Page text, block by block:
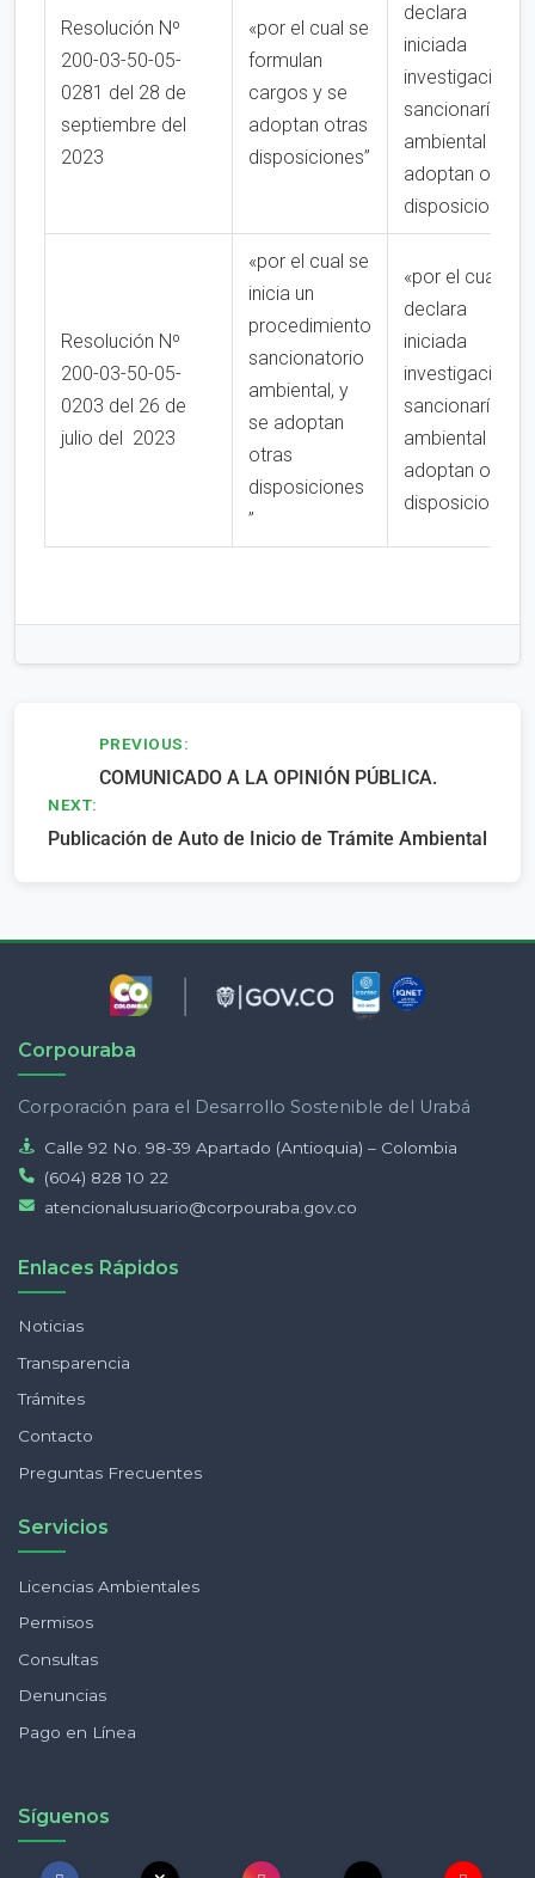
Resolución Nº
200-03-50-05-
0281 del 28 de
septiembre del
2023
«por el cual se
formulan
cargos y se
adoptan otras
disposiciones”
declara
iniciada
investigación
sancionaría
ambiental y se
adoptan otras
disposiciones”
Resolución Nº
200-03-50-05-
0203 del 26 de
julio del 2023
«por el cual se
inicia un
procedimiento
sancionatorio
ambiental, y
se adoptan
otras
disposiciones
”
«por el cual se
declara
iniciada
investigación
sancionaría
ambiental y se
adoptan otras
disposiciones”
Navegación
entradas
PREVIOUS:
COMUNICADO A LA OPINIÓN PÚBLICA.
NEXT:
Publicación de Auto de Inicio de Trámite Ambiental
Corpouraba
Corporación para el Desarrollo Sostenible del Urabá
Calle 92 No. 98-39 Apartado (Antioquia) – Colombia
(604) 828 10 22
atencionalusuario@corpouraba.gov.co
Enlaces Rápidos
Noticias
Transparencia
Trámites
Contacto
Preguntas Frecuentes
Servicios
Licencias Ambientales
Permisos
Consultas
Denuncias
Pago en Línea
Síguenos